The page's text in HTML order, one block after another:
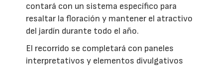
contará con un sistema específico para
resaltar la floración y mantener el atractivo
del jardín durante todo el año.
El recorrido se completará con paneles
interpretativos y elementos divulgativos